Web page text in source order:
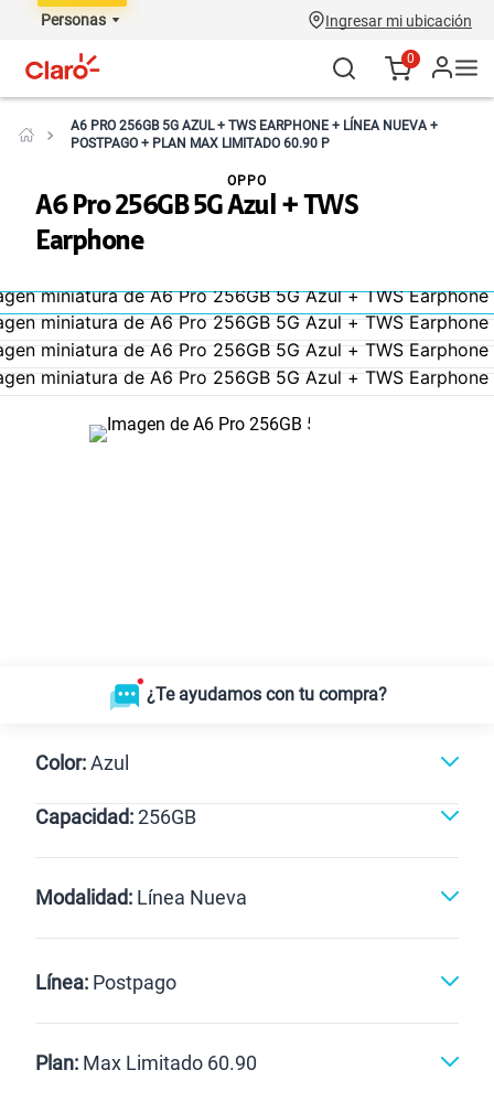
Personas Ingresar mi ubicación
0
A6 PRO 256GB 5G AZUL + TWS EARPHONE + LÍNEA NUEVA +
POSTPAGO + PLAN MAX LIMITADO 60.90 P
A6 Pro 256GB 5G Azul + TWS
Earphone
OPPO
¿Te ayudamos con tu compra?
Color:Azul
Azul
Capacidad:256GB
256GB
Modalidad: Línea Nueva
Renovación Celular liberado
Línea: Postpago
Postpago
Plan: Max Limitado 60.90